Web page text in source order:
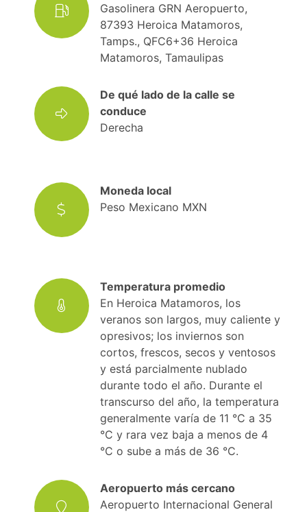
Gasolinera GRN Aeropuerto,
87393 Heroica Matamoros,
Tamps., QFC6+36 Heroica
Matamoros, Tamaulipas
De qué lado de la calle se
conduce
Derecha
Moneda local
Peso Mexicano MXN
Temperatura promedio
En Heroica Matamoros, los
veranos son largos, muy caliente y
opresivos; los inviernos son
cortos, frescos, secos y ventosos
y está parcialmente nublado
durante todo el año. Durante el
transcurso del año, la temperatura
generalmente varía de 11 °C a 35
°C y rara vez baja a menos de 4
°C o sube a más de 36 °C.
Aeropuerto más cercano
Aeropuerto Internacional General